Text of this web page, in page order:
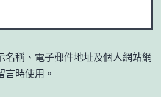
名稱、電子郵件地址及個人網站網
言時使用。